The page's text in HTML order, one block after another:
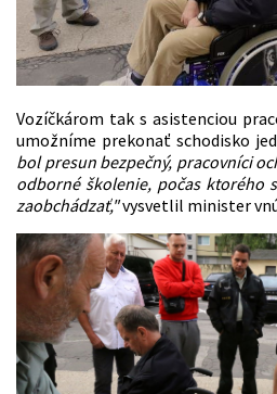
Vozíčkárom tak s asistenciou
umožníme prekonať schodisko
bol presun bezpečný, pracovníci
odborné školenie, počas ktorého
zaobchádzať,"vysvetlil minister